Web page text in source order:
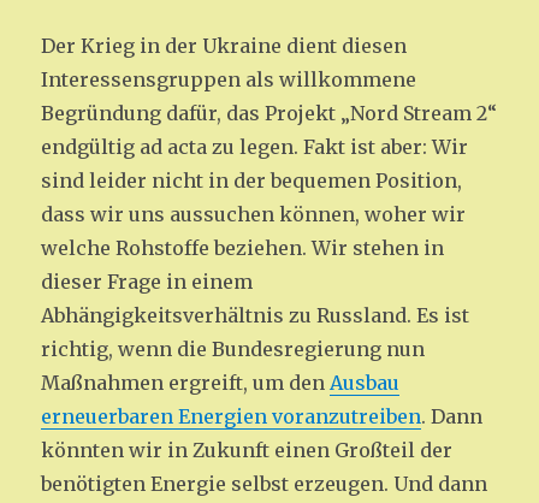
Der Krieg in der Ukraine dient diesen
Interessensgruppen als willkommene
Begründung dafür, das Projekt „Nord Stream 2“
endgültig ad acta zu legen. Fakt ist aber: Wir
sind leider nicht in der bequemen Position,
dass wir uns aussuchen können, woher wir
welche Rohstoffe beziehen. Wir stehen in
dieser Frage in einem
Abhängigkeitsverhältnis zu Russland. Es ist
richtig, wenn die Bundesregierung nun
Maßnahmen ergreift, um den Ausbau
erneuerbaren Energien voranzutreiben. Dann
könnten wir in Zukunft einen Großteil der
benötigten Energie selbst erzeugen. Und dann